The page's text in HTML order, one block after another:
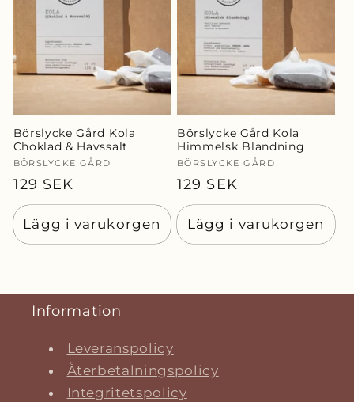
s
e
r
i
e
:
Börslycke Gård Kola
Choklad & Havssalt
Säljare:
BÖRSLYCKE GÅRD
Ordinarie
pris
129 SEK
Lägg i varukorgen
Börslycke Gård Kola
Himmelsk Blandning
Säljare:
BÖRSLYCKE GÅRD
Ordinarie
pris
129 SEK
Lägg i varukorgen
Information
Leveranspolicy
Återbetalningspolicy
Integritetspolicy